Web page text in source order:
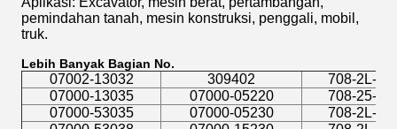
pemindahan tanah, mesin konstruksi, penggali, mobil,
truk.
Lebih Banyak Bagian No.
07002-13032 309402
708-2L-
07000-13035
07000-05220
708-25-
07000-53035
07000-05230
708-2L-